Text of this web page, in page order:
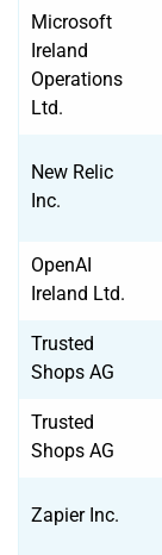
Microsoft
Ireland
Operations
Ltd.
New Relic
Inc.
OpenAI
Ireland Ltd.
Trusted
Shops AG
Trusted
Shops AG
Zapier Inc.